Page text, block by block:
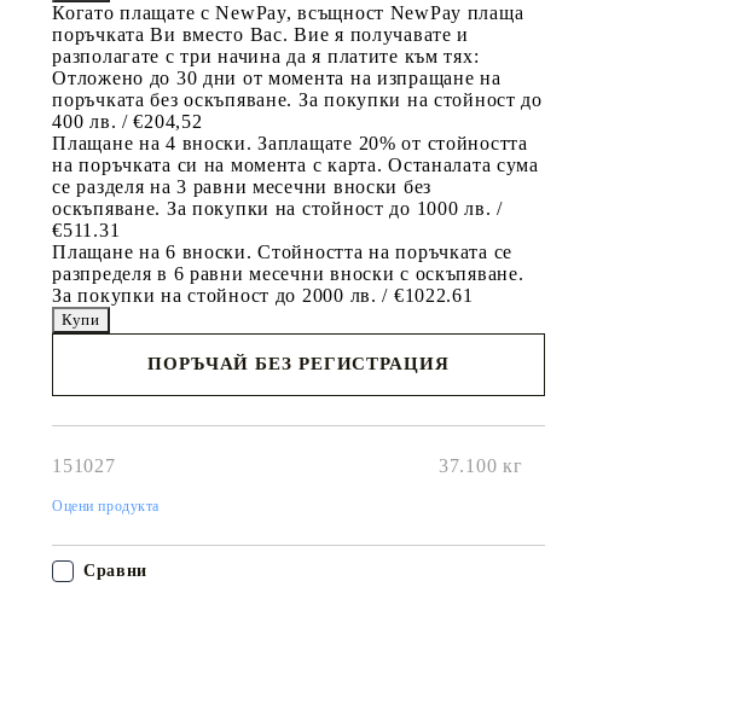
Когато плащате с NewPay, всъщност NewPay плаща
поръчката Ви вместо Вас. Вие я получавате и
разполагате с три начина да я платите към тях:
Отложено до 30 дни от момента на изпращане на
поръчката без оскъпяване. За покупки на стойност до
400 лв. / €204,52
Плащане на 4 вноски. Заплащате 20% от стойността
на поръчката си на момента с карта. Останалата сума
се разделя на 3 равни месечни вноски без
оскъпяване. За покупки на стойност до 1000 лв. /
€511.31
Плащане на 6 вноски. Стойността на поръчката се
разпределя в 6 равни месечни вноски с оскъпяване.
За покупки на стойност до 2000 лв. / €1022.61
ПОРЪЧАЙ БЕЗ РЕГИСТРАЦИЯ
151027 37.100 кг
Оцени продукта
Сравни